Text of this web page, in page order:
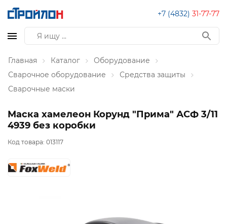
+7 (4832) 31-77-77
Главная Каталог
Оборудование
Сварочное оборудование
Средства защиты
Сварочные маски
Маска хамелеон Корунд "Прима" АСФ 3/11
4939 без коробки
Код товара: 013117